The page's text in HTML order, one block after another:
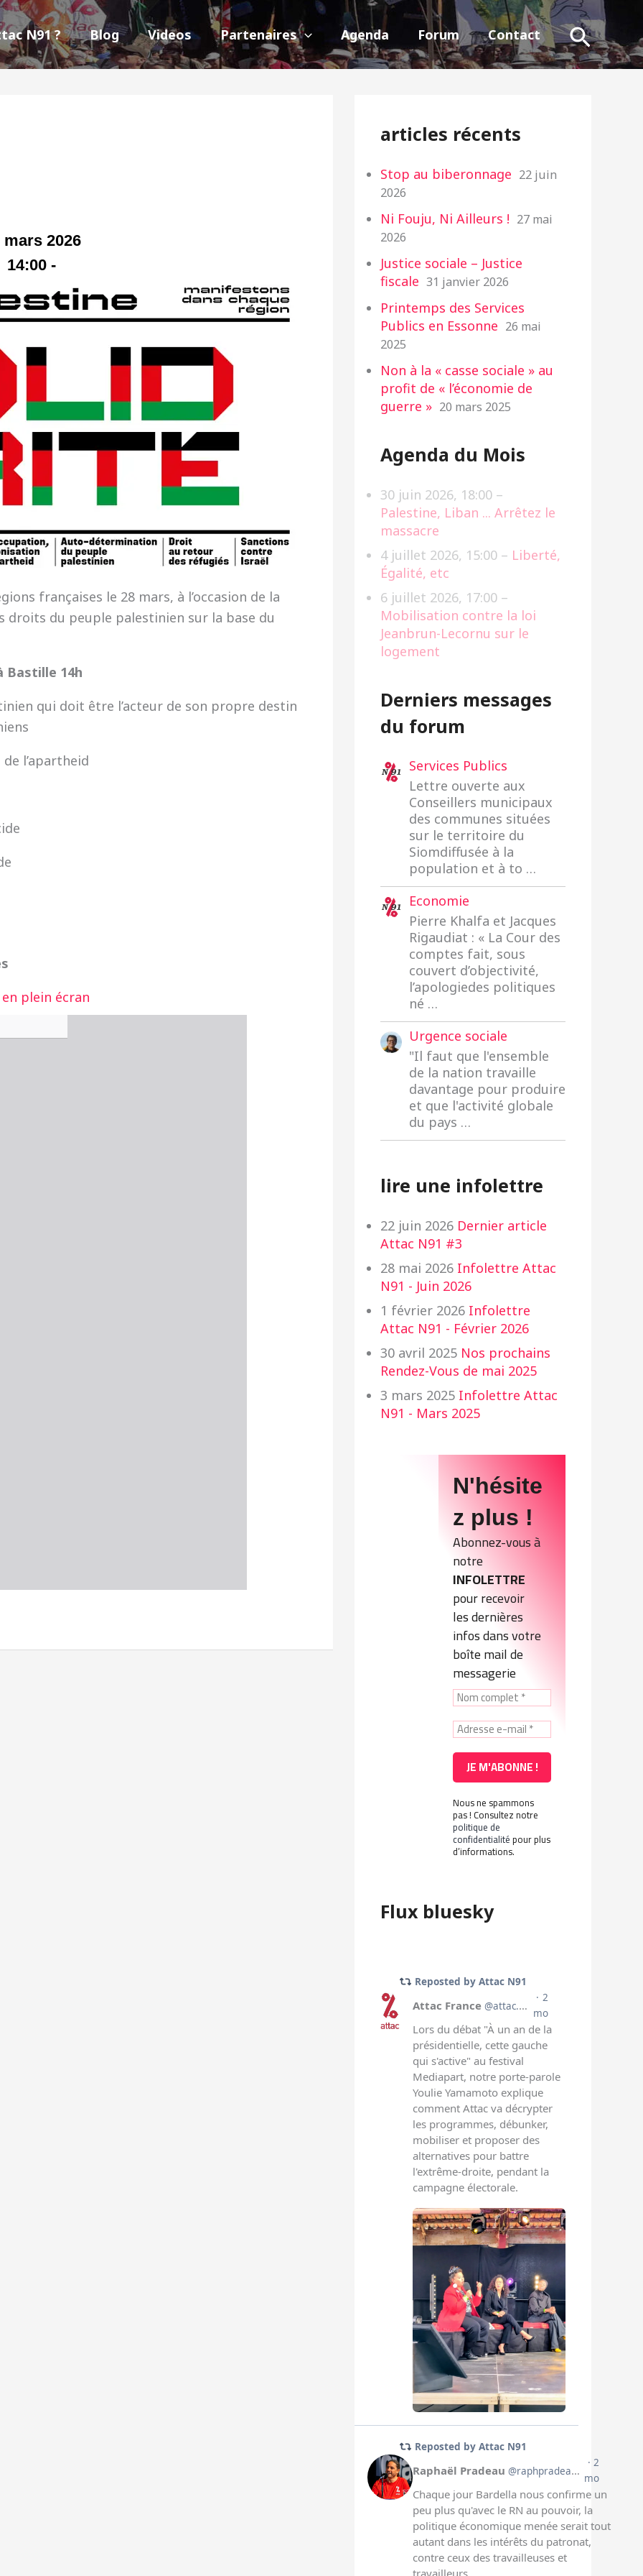
N91 ? Blog Videos Partenaires Agenda Forum Contact
mars 2026
14:00 -
françaises le 28 mars, à l’occasion de la
droits du peuple palestinien sur la base du
Bastille 14h
qui doit être l’acteur de son propre destin
l’apartheid
plein écran
articles récents
Stop au biberonnage 22 juin
2026
Ni Fouju, Ni Ailleurs ! 27 mai
2026
Justice sociale – Justice
fiscale 31 janvier 2026
Printemps des Services
Publics en Essonne 26 mai
2025
Non à la « casse sociale » au
profit de « l’économie de
guerre » 20 mars 2025
Agenda du Mois
30 juin 2026, 18:00 –
Palestine, Liban ... Arrêtez le
massacre
4 juillet 2026, 15:00 – Liberté,
Égalité, etc
6 juillet 2026, 17:00 –
Mobilisation contre la loi
Jeanbrun-Lecornu sur le
logement
Derniers messages
du forum
Services Publics
Lettre ouverte aux
Conseillers municipaux
des communes situées
sur le territoire du
Siomdiffusée à la
population et à to …
Economie
Pierre Khalfa et Jacques
Rigaudiat : « La Cour des
comptes fait, sous
couvert d’objectivité,
l’apologiedes politiques
né …
Urgence sociale
"Il faut que l'ensemble
de la nation travaille
davantage pour produire
et que l'activité globale
du pays …
lire une infolettre
22 juin 2026 Dernier article
Attac N91 #3
28 mai 2026 Infolettre Attac
N91 - Juin 2026
1 février 2026 Infolettre
Attac N91 - Février 2026
30 avril 2025 Nos prochains
Rendez-Vous de mai 2025
3 mars 2025 Infolettre Attac
N91 - Mars 2025
N'hésite
z plus !
Abonnez-vous à
notre
INFOLETTRE
pour recevoir
les dernières
infos dans votre
boîte mail de
messagerie
Nous ne spammons
pas ! Consultez notre
politique de
confidentialitépour plus
d’informations.
Flux bluesky